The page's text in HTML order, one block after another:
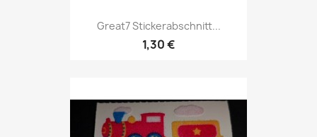
Great7 Stickerabschnitt...
1,30 €